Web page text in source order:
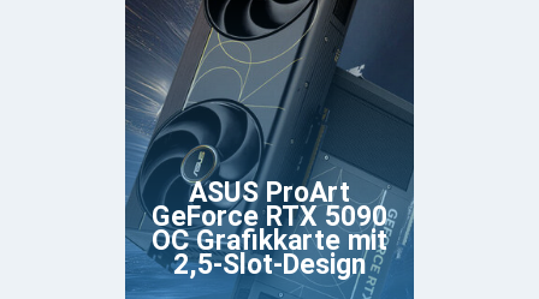
ASUS ProArt
GeForce RTX 5090
OC Grafikkarte mit
2,5-Slot-Design